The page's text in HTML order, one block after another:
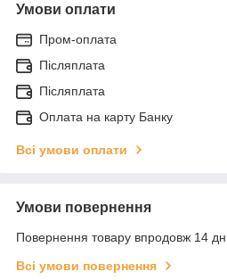
Умови оплати
Пром-оплата
Післяплата
Післяплата
Оплата на карту Банку
Всі умови оплати
Умови повернення
Повернення товару впродовж 14
Всі умови повернення